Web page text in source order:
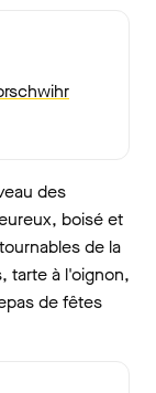
des
boisé et
de la
tarte à l'oignon,
de fêtes